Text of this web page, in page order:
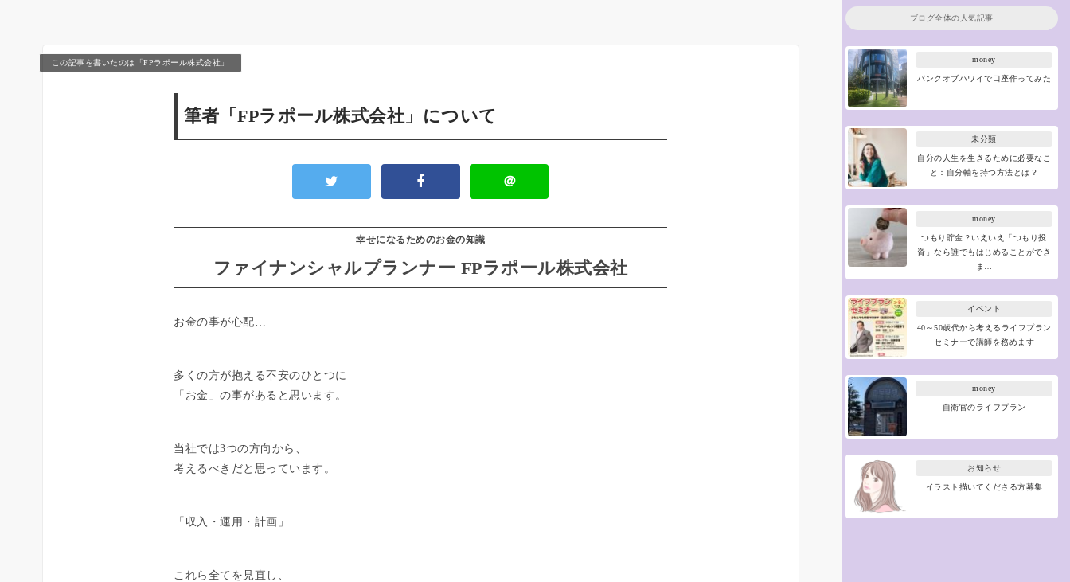
この記事を書いたのは「FPラポール株式会社」
筆者「FPラポール株式会社」について
＠
幸せになるためのお金の知識
ファイナンシャルプランナー FPラポール株式会社
お金の事が心配…
多くの方が抱える不安のひとつに
「お金」の事があると思います。
当社では3つの方向から、
考えるべきだと思っています。
「収入・運用・計画」
これら全てを見直し、
ブログ全体の人気記事
money
バンクオブハワイで口座作ってみた
未分類
自分の人生を生きるために必要なこ
と：自分軸を持つ方法とは？
money
つもり貯金？いえいえ「つもり投
資」なら誰でもはじめることができ
ま…
イベント
40～50歳代から考えるライフプラン
セミナーで講師を務めます
money
自衛官のライフプラン
お知らせ
イラスト描いてくださる方募集